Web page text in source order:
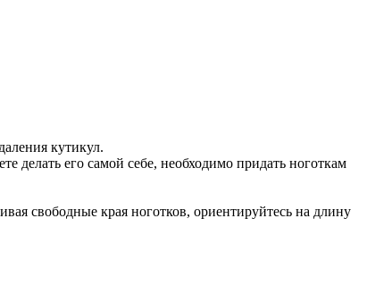
кутикул.
делать его самой себе, необходимо придать ноготкам
свободные края ноготков, ориентируйтесь на длину